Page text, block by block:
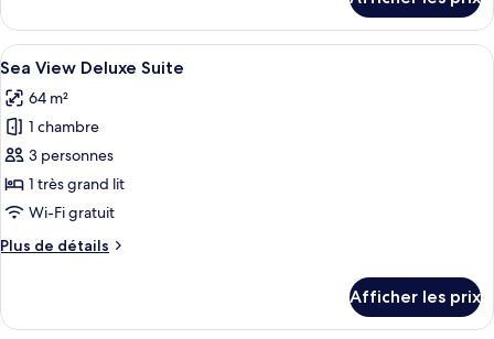
Suite
with
Balcony
Luxury
Sunset
Suite
Balcony
Afficher
toutes
les
photos
pour
ce
type
chambre :
Deluxe
Sea View Deluxe Suite | Minibar,
6
Sea View Deluxe Suite
64 m²
1 chambre
3 personnes
1 très grand lit
Wi-Fi gratuit
Plus de détails
Plus
Sea
Afficher les prix